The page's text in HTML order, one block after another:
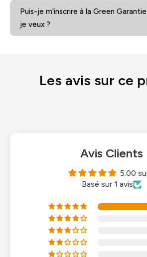
Puis-je m'inscrire à la Green
je veux ?
Les avis sur ce
Avis Clients
5.00
Basé sur 1 avis